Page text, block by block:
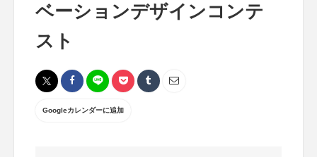
ベーションデザインコンテ
スト
Googleカレンダーに追加